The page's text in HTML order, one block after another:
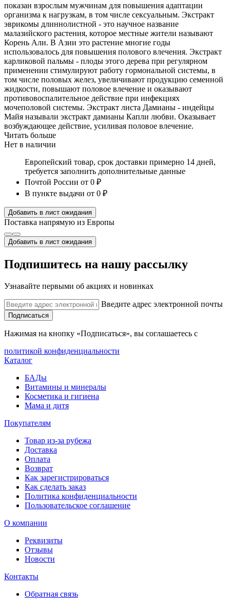
показан взрослым мужчинам для повышения адаптации
организма к нагрузкам, в том числе сексуальным. Экстракт
эврикомы длиннолистной - это научное название
малазийского растения, которое местные жители называют
Корень Али. В Азии это растение многие годы
использовалось для повышения полового влечения. Экстракт
карликовой пальмы - плоды этого дерева при регулярном
применении стимулируют работу гормональной системы, в
том числе половых желез, увеличивают продукцию семенной
жидкости, повышают половое влечение и оказывают
противовоспалительное действие при инфекциях
мочеполовой системы. Экстракт листа Дамианы - индейцы
Майя называли экстракт дамианы Капли любви. Оказывает
возбуждающее действие, усиливая половое влечение.
Читать больше
Нет в наличии
Европейский товар, срок доставки примерно 14 дней,
требуется заполнить дополнительные данные
Почтой России от 0 ₽
В пункте выдачи от 0 ₽
Добавить в лист ожидания
Поставка напрямую из Европы
Добавить в лист ожидания
Подпишитесь на нашу рассылку
Узнавайте первыми об акциях и новинках
Введите адрес электронной почты
Подписаться
Нажимая на кнопку «Подписаться», вы соглашаетесь с
политикой конфиденциальности
Каталог
БАДы
Витамины и минералы
Косметика и гигиена
Мама и дитя
Покупателям
Товар из-за рубежа
Доставка
Оплата
Возврат
Как зарегистрироваться
Как сделать заказ
Политика конфиденциальности
Пользовательское соглашение
О компании
Реквизиты
Отзывы
Новости
Контакты
Обратная связь